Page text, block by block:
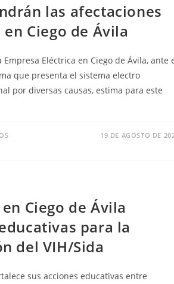
las afectaciones
Ciego de Ávila
Empresa Eléctrica en Ciego de Ávila, ante
que presenta el sistema electro
por diversas causas, estima para este
19 DE AGOSTO DE
Ciego de Ávila
para la
del VIH/Sida
sus acciones educativas entre